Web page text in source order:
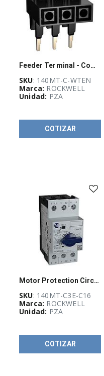
Multimetro
FLUKE (6)
fluke-
Disponibilidad
Feeder Terminal - Compact Busbars, 64A
SKU: 140MT-C-WTEN
Marca: ROCKWELL
Unidad: PZA
COTIZAR
Motor Protection Circuit Breaker - 140MT-C3E-C16
SKU: 140MT-C3E-C16
Marca: ROCKWELL
Unidad: PZA
COTIZAR